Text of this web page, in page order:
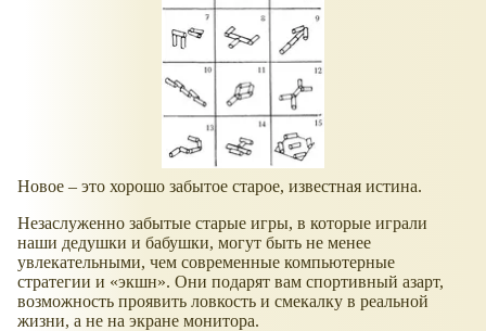
Новое – это хорошо забытое старое, известная истина.
Незаслуженно забытые старые игры, в которые играли
наши дедушки и бабушки, могут быть не менее
увлекательными, чем современные компьютерные
стратегии и «экшн». Они подарят вам спортивный азарт,
возможность проявить ловкость и смекалку в реальной
жизни, а не на экране монитора.